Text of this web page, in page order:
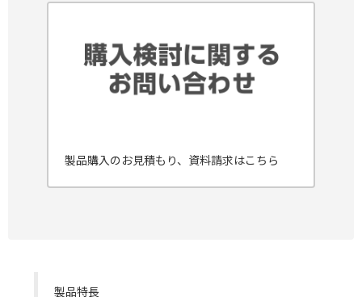
製品購入のお見積もり、資料請求はこちら
製品特長